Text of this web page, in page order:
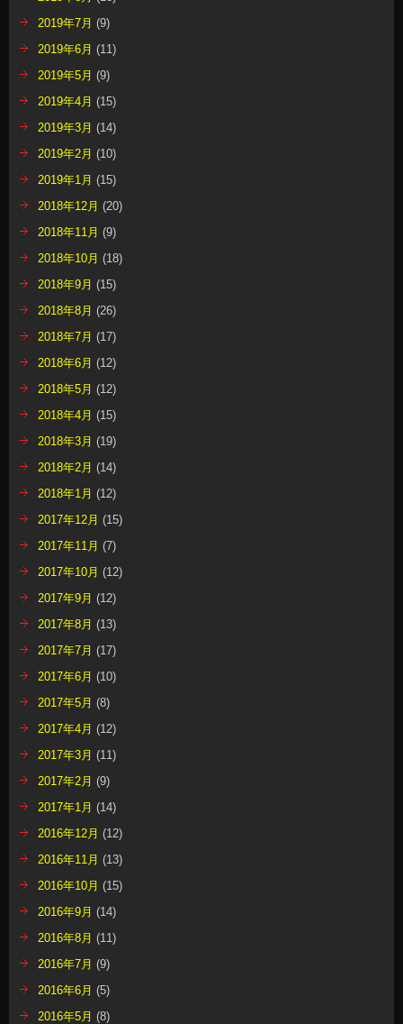
2019年7月 (9)
2019年6月 (11)
2019年5月 (9)
2019年4月 (15)
2019年3月 (14)
2019年2月 (10)
2019年1月 (15)
2018年12月 (20)
2018年11月 (9)
2018年10月 (18)
2018年9月 (15)
2018年8月 (26)
2018年7月 (17)
2018年6月 (12)
2018年5月 (12)
2018年4月 (15)
2018年3月 (19)
2018年2月 (14)
2018年1月 (12)
2017年12月 (15)
2017年11月 (7)
2017年10月 (12)
2017年9月 (12)
2017年8月 (13)
2017年7月 (17)
2017年6月 (10)
2017年5月 (8)
2017年4月 (12)
2017年3月 (11)
2017年2月 (9)
2017年1月 (14)
2016年12月 (12)
2016年11月 (13)
2016年10月 (15)
2016年9月 (14)
2016年8月 (11)
2016年7月 (9)
2016年6月 (5)
2016年5月 (8)